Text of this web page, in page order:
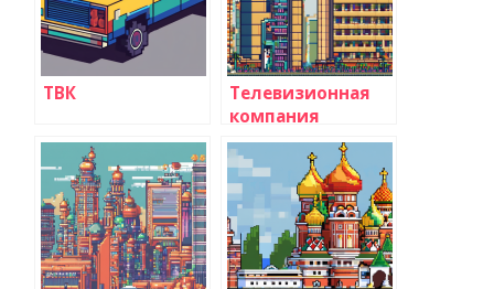
ТВК
Телевизионная
компания